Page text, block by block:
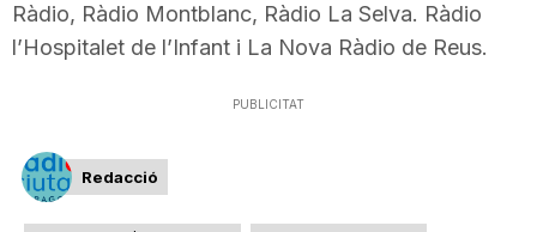
a
r
Ràdio, Ràdio Montblanc, Ràdio La Selva. Ràdio
l’Hospitalet de l’Infant i La Nova Ràdio de Reus.
PUBLICITAT
Redacció